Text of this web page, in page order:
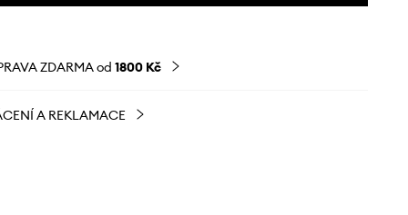
ZDARMA od 1800 Kč
A REKLAMACE